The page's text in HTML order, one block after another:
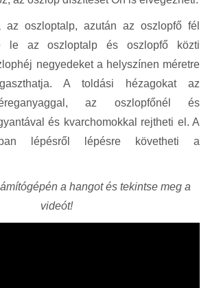
az oszloptalp, azután az oszlopfő fél
le az oszloptalp és oszlopfő közti
negyedeket a helyszínen méretre
A toldási hézagokat az
az oszlopfőnél és
és kvarchomokkal rejtheti el. A
lépésről lépésre követheti a
a hangot és tekintse meg a
videót!